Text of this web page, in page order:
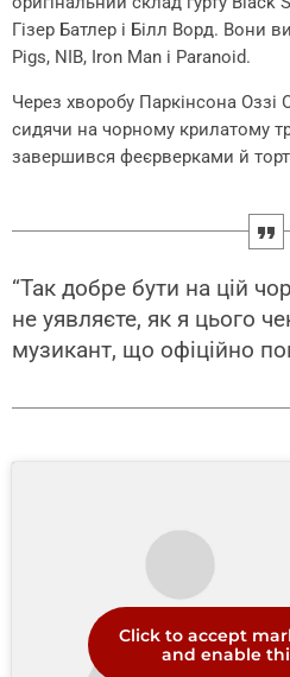
Гізер Батлер і Білл Ворд. Вони
Pigs, NIB, Iron Man і Paranoid.
Через хворобу Паркінсона Оззі
сидячи на чорному крилатому
завершився феєрверками й
“Так добре бути на цій
не уявляєте, як я цього
музикант, що офіційно
Click to accept
and enable